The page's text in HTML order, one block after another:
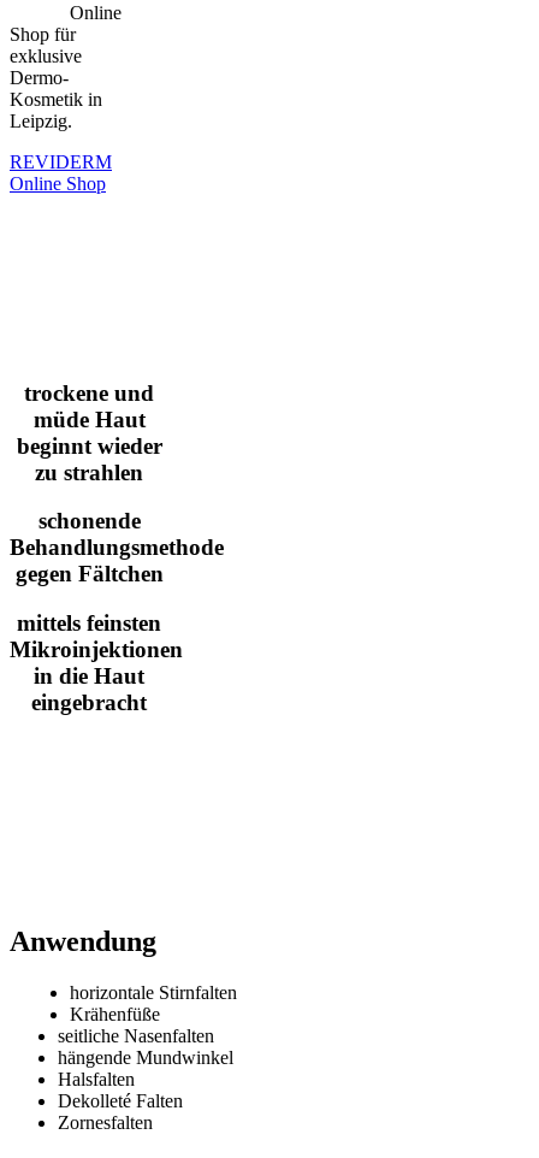
Online
Shop für
exklusive
Dermo-
Kosmetik in
Leipzig.
REVIDERM
Online Shop
trockene und
müde Haut
beginnt wieder
zu strahlen
schonende
Behandlungsmethode
gegen Fältchen
mittels feinsten
Mikroinjektionen
in die Haut
eingebracht
Anwendung
horizontale Stirnfalten
Krähenfüße
seitliche Nasenfalten
hängende Mundwinkel
Halsfalten
Dekolleté Falten
Zornesfalten